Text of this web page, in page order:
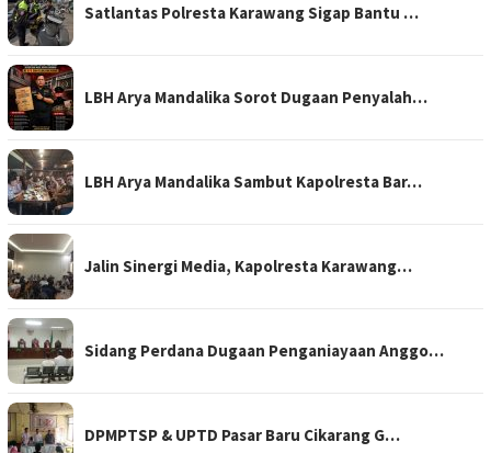
Satlantas Polresta Karawang Sigap Bantu …
LBH Arya Mandalika Sorot Dugaan Penyalah…
LBH Arya Mandalika Sambut Kapolresta Bar…
Jalin Sinergi Media, Kapolresta Karawang…
Sidang Perdana Dugaan Penganiayaan Anggo…
DPMPTSP & UPTD Pasar Baru Cikarang G…